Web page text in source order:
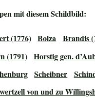
mit diesem Schildbild:
(1776) Bolza Brandis
(1791) Horstig gen.
Scheibner
von und zu